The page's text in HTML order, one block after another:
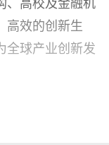
高效的创新生
全球产业创新发